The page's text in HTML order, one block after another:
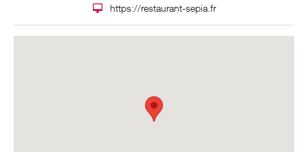
https://restaurant-sepia.fr